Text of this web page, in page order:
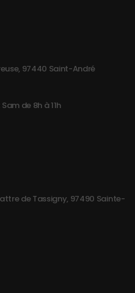
97440 Saint-André
de 8h à 11h
de Tassigny, 97490 Sainte-